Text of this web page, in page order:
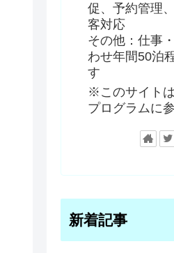
促、予約管理
客対応
その他：仕事
わせ年間50泊
す
※このサイト
プログラムに
新着記事